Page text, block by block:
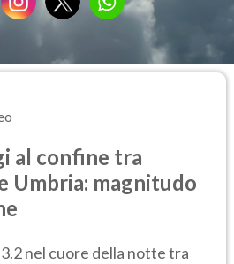
al confine tra
Umbria: magnitudo
nel cuore della notte tra